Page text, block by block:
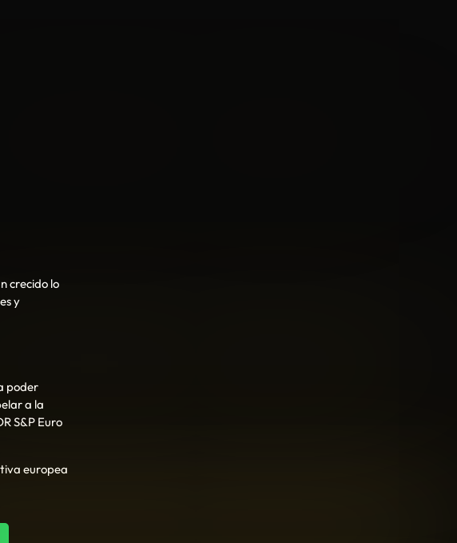
crecido lo
y
poder
a la
S&P Euro
europea